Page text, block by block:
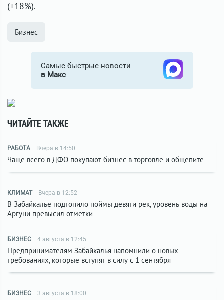
(+18%).
Бизнес
Самые быстрые новости
в Макс
ЧИТАЙТЕ ТАКЖЕ
РАБОТА Вчера в 14:50
Чаще всего в ДФО покупают бизнес в торговле и общепите
КЛИМАТ Вчера в 12:52
В Забайкалье подтопило поймы девяти рек, уровень воды на
Аргуни превысил отметки
БИЗНЕС 4 августа в 12:45
Предпринимателям Забайкалья напомнили о новых
требованиях, которые вступят в силу с 1 сентября
БИЗНЕС 3 августа в 18:00